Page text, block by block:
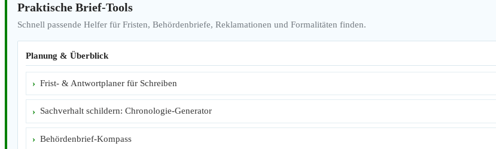
Praktische Brief-Tools
Schnell passende Helfer für Fristen, Behördenbriefe, Reklamationen und Formalitäten finden.
Planung & Überblick
Frist- & Antwortplaner für Schreiben
Sachverhalt schildern: Chronologie-Generator
Behördenbrief-Kompass